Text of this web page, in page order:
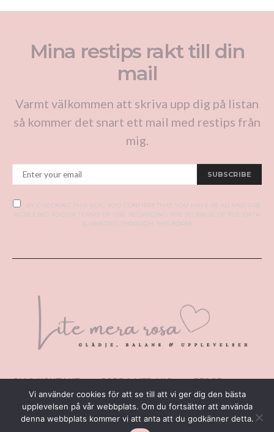
Mina restips rakt till din
mail
Varmt välkommen att skriva upp dig på listan
så kommer det snart ett mail med restips från
mig.
SUBSCRIBE
BY CHECKING THIS BOX, YOU CONFIRM THAT YOU HAVE READ AND ARE
AGREEING TO OUR TERMS OF USE REGARDING THE STORAGE OF THE DATA
SUBMITTED THROUGH THIS FORM.
OM & KONTAKT JOBBA MED MIG
RESOR
PERSONLIGT
TIPS I ÖSTERGÖTLAND
WEBBUTIK
Vi använder cookies för att se till att vi ger dig den bästa
upplevelsen på vår webbplats. Om du fortsätter att använda
denna webbplats kommer vi att anta att du godkänner detta.